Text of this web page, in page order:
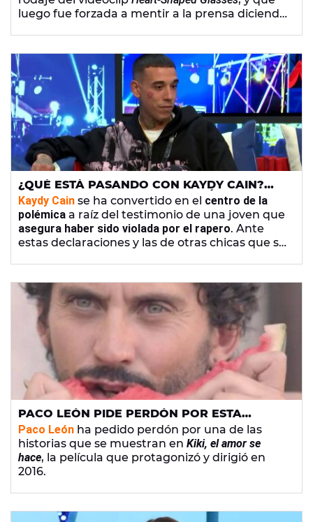
luego fue forzada a mentir a la prensa diciendo
¿QUÉ ESTÁ PASANDO CON KAYDY CAIN?
LAS ACUSACIONES DE VIOLACIÓN Y LA
RESPUESTA DEL RAPERO
Kaydy Cain se ha convertido en el centro de la
polémica a raíz del testimonio de una joven que
asegura haber sido violada por el rapero. Ante
estas declaraciones y las de otras chicas que se
dudado en respondercon un comunicado
desmintiendo todos estos hechos.
PACO LEÓN PIDE PERDÓN POR ESTA
ESCENA DE 'KIKI, EL AMOR SE HACE': "ME
AVERGÜENZO DE ELLO"
Paco León ha pedido perdón por una de las
historias que se muestran en Kiki, el amor se
hace, la película que protagonizó y dirigió en
2016.